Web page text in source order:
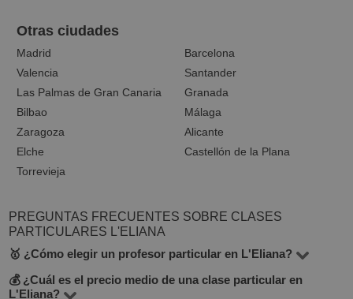
Otras ciudades
Madrid
Barcelona
Valencia
Santander
Las Palmas de Gran Canaria
Granada
Bilbao
Málaga
Zaragoza
Alicante
Elche
Castellón de la Plana
Torrevieja
PREGUNTAS FRECUENTES SOBRE CLASES
PARTICULARES L'ELIANA
🥇 ¿Cómo elegir un profesor particular en L'Eliana?
En BuscaTuProfesor hay 5 profesores que imparten más
💰 ¿Cuál es el precio medio de una clase particular en
L'Eliana?